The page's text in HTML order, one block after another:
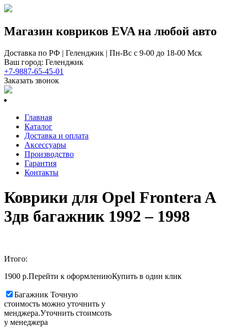
Магазин ковриков EVA ​на любой авто
Доставка по РФ | Геленджик | Пн-Вс с 9-00 до 18-00 Мск
Ваш город: Геленджик
+7-9887-65-45-01
Заказать звонок
Главная
Каталог
Доставка и оплата
Аксессуары
Производство
Гарантия
Контакты
Коврики для Opel Frontera A
3дв багажник 1992 – 1998
Итого:
1900 р.Перейти к оформлениюКупить в один клик
Багажник Точную
стоимость можно уточнить у
менджера.Уточнить стоимсоть
у менеджера